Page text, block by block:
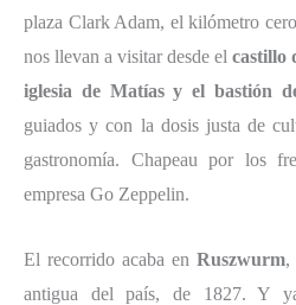
plaza Clark Adam, el kilómetro
nos llevan a visitar desde el castillo
iglesia de Matías y el bastión
guiados y con la dosis justa de
gastronomía. Chapeau por los
empresa Go Zeppelin.
El recorrido acaba en Ruszwurm,
antigua del país, de 1827. Y